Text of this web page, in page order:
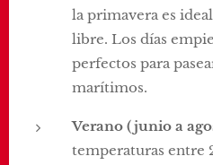
la primavera es
libre. Los días
perfectos para
marítimos.
Verano (junio a
temperaturas entre